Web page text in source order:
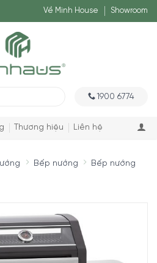
Về Minh House Showroom
1900 6774
Thương hiệu Liên hệ
Bếp nướng
Bếp nướng